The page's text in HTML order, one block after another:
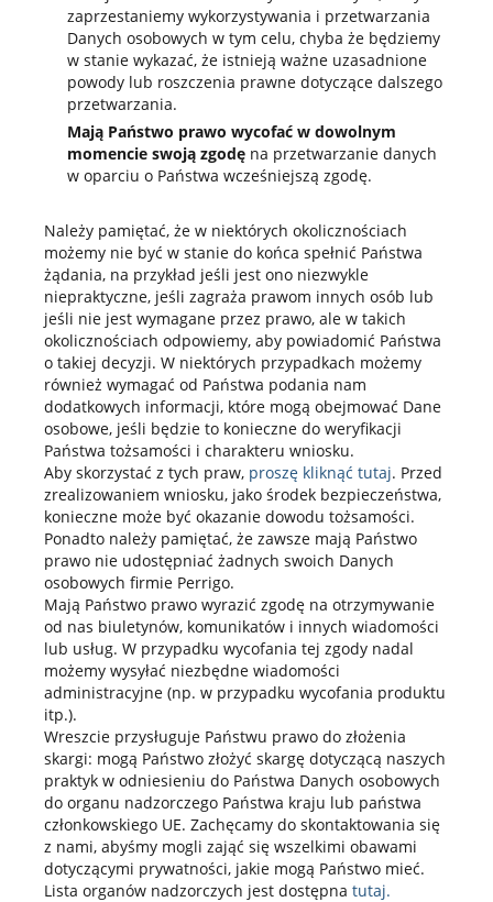
zaprzestaniemy wykorzystywania i przetwarzania
Danych osobowych w tym celu, chyba że będziemy
w stanie wykazać, że istnieją ważne uzasadnione
powody lub roszczenia prawne dotyczące dalszego
przetwarzania.
Mają Państwo prawo wycofać w dowolnym
momencie swoją zgodę na przetwarzanie danych
w oparciu o Państwa wcześniejszą zgodę.
Należy pamiętać, że w niektórych okolicznościach
możemy nie być w stanie do końca spełnić Państwa
żądania, na przykład jeśli jest ono niezwykle
niepraktyczne, jeśli zagraża prawom innych osób lub
jeśli nie jest wymagane przez prawo, ale w takich
okolicznościach odpowiemy, aby powiadomić Państwa
o takiej decyzji. W niektórych przypadkach możemy
również wymagać od Państwa podania nam
dodatkowych informacji, które mogą obejmować Dane
osobowe, jeśli będzie to konieczne do weryfikacji
Państwa tożsamości i charakteru wniosku.
Aby skorzystać z tych praw, proszę kliknąć tutaj. Przed
zrealizowaniem wniosku, jako środek bezpieczeństwa,
konieczne może być okazanie dowodu tożsamości.
Ponadto należy pamiętać, że zawsze mają Państwo
prawo nie udostępniać żadnych swoich Danych
osobowych firmie Perrigo.
Mają Państwo prawo wyrazić zgodę na otrzymywanie
od nas biuletynów, komunikatów i innych wiadomości
lub usług. W przypadku wycofania tej zgody nadal
możemy wysyłać niezbędne wiadomości
administracyjne (np. w przypadku wycofania produktu
itp.).
Wreszcie przysługuje Państwu prawo do złożenia
skargi: mogą Państwo złożyć skargę dotyczącą naszych
praktyk w odniesieniu do Państwa Danych osobowych
do organu nadzorczego Państwa kraju lub państwa
członkowskiego UE. Zachęcamy do skontaktowania się
z nami, abyśmy mogli zająć się wszelkimi obawami
dotyczącymi prywatności, jakie mogą Państwo mieć.
Lista organów nadzorczych jest dostępna tutaj.